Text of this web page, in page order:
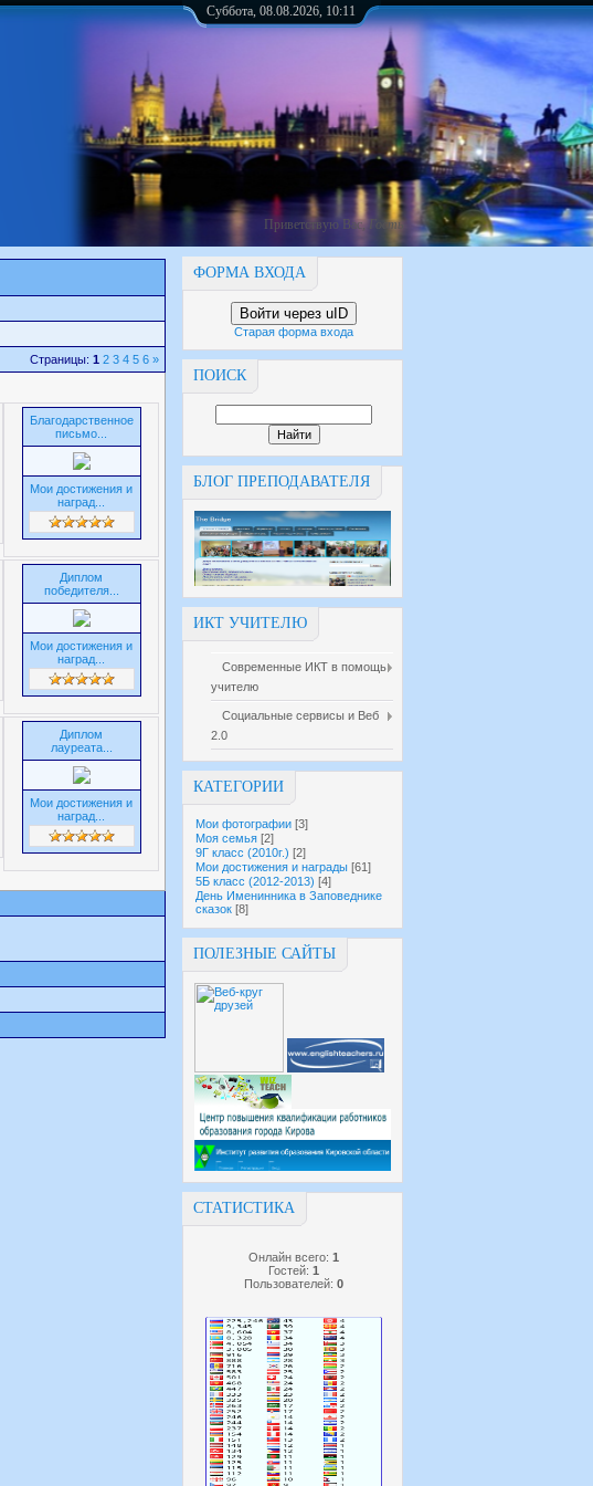
Суббота, 08.08.2026, 10:11
Приветствую Вас, Гость
ФОРМА ВХОДА
Войти через uID
Старая форма входа
ПОИСК
БЛОГ ПРЕПОДАВАТЕЛЯ
ИКТ УЧИТЕЛЮ
Современные ИКТ в помощь
учителю
Социальные сервисы и Веб
2.0
КАТЕГОРИИ
Мои фотографии [3]
Моя семья [2]
9Г класс (2010г.) [2]
Мои достижения и награды [61]
5Б класс (2012-2013) [4]
День Именинника в Заповеднике
сказок [8]
ПОЛЕЗНЫЕ САЙТЫ
СТАТИСТИКА
Онлайн всего: 1
Гостей: 1
Пользователей: 0
Страницы: 1 2 3 4 5 6 »
Благодарственное
письмо...
Мои достижения и
наград...
Диплом
победителя...
Мои достижения и
наград...
Диплом
лауреата...
Мои достижения и
наград...